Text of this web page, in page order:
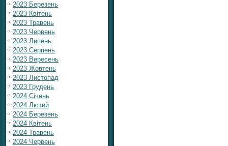
2023 Березень
2023 Квітень
2023 Травень
2023 Червень
2023 Липень
2023 Серпень
2023 Вересень
2023 Жовтень
2023 Листопад
2023 Грудень
2024 Січень
2024 Лютий
2024 Березень
2024 Квітень
2024 Травень
2024 Червень